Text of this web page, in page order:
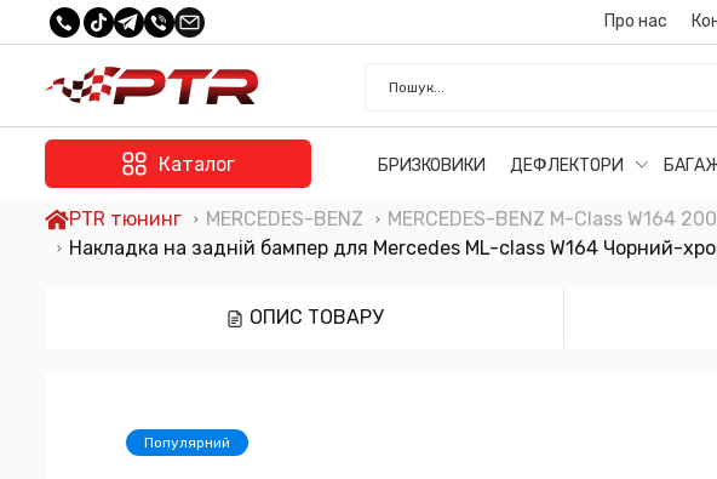
Про нас
Каталог БРИЗКОВИКИ ДЕФЛЕКТОРИ
PTR тюнинг MERCEDES-BENZ MERCEDES-BENZ M-Class W164
Накладка на задній бампер для Mercedes ML-class W164 Чорний-
ОПИС ТОВАРУ
Популярний